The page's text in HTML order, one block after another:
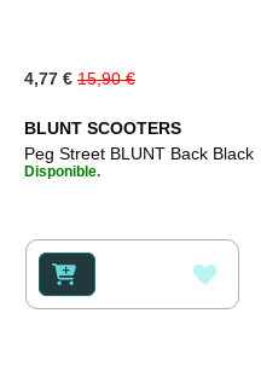
Special
Price
4,77 € 15,90 €
BLUNT SCOOTERS
Peg Street BLUNT Back Black
Disponible.
A